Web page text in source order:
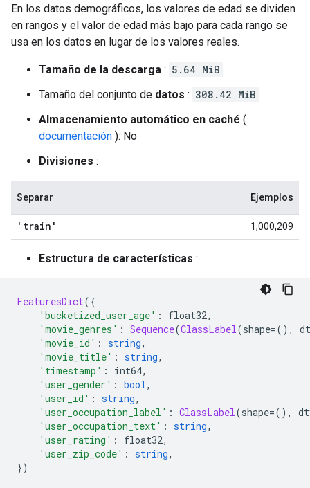
En los datos demográficos, los valores de edad se dividen
en rangos y el valor de edad más bajo para cada rango se
usa en los datos en lugar de los valores reales.
Tamaño de la descarga : 5.64 MiB
Tamaño del conjunto de datos : 308.42 MiB
Almacenamiento automático en caché (
documentación ): No
Divisiones :
Separar Ejemplos
'train' 1,000,209
Estructura de características :
FeaturesDict({
'bucketized_user_age' : float32,
'movie_genres' : Sequence(ClassLabel(shape=(),
'movie_id' : string,
'movie_title' : string,
'timestamp' : int64,
'user_gender' : bool,
'user_id' : string,
'user_occupation_label' : ClassLabel(shape=(),
'user_occupation_text' : string,
'user_rating' : float32,
'user_zip_code' : string,
})